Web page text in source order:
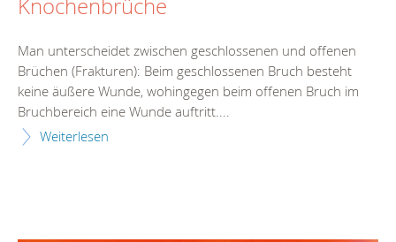
Knochenbrüche
Man unterscheidet zwischen geschlossenen und offenen
Brüchen (Frakturen): Beim geschlossenen Bruch besteht
keine äußere Wunde, wohingegen beim offenen Bruch im
Bruchbereich eine Wunde auftritt....
Weiterlesen